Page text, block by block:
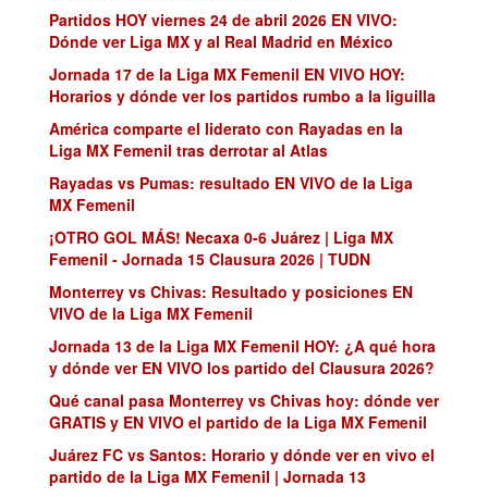
Partidos HOY viernes 24 de abril 2026 EN VIVO:
Dónde ver Liga MX y al Real Madrid en México
Jornada 17 de la Liga MX Femenil EN VIVO HOY:
Horarios y dónde ver los partidos rumbo a la liguilla
América comparte el liderato con Rayadas en la
Liga MX Femenil tras derrotar al Atlas
Rayadas vs Pumas: resultado EN VIVO de la Liga
MX Femenil
¡OTRO GOL MÁS! Necaxa 0-6 Juárez | Liga MX
Femenil - Jornada 15 Clausura 2026 | TUDN
Monterrey vs Chivas: Resultado y posiciones EN
VIVO de la Liga MX Femenil
Jornada 13 de la Liga MX Femenil HOY: ¿A qué hora
y dónde ver EN VIVO los partido del Clausura 2026?
Qué canal pasa Monterrey vs Chivas hoy: dónde ver
GRATIS y EN VIVO el partido de la Liga MX Femenil
Juárez FC vs Santos: Horario y dónde ver en vivo el
partido de la Liga MX Femenil | Jornada 13